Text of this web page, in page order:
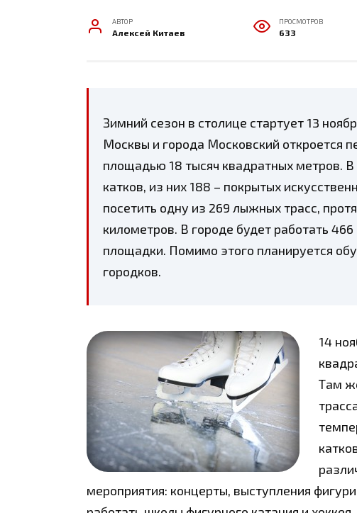
АВТОР
Алексей Китаев
ПРОСМОТРОВ
633
Зимний сезон в столице стартует 13
Москвы и города Московский откроется
площадью 18 тысяч квадратных метров.
катков, из них 188 – покрытых
посетить одну из 269 лыжных трасс,
километров. В городе будет работать
площадки. Помимо этого планируется
городков.
14
Там
мероприятия: концерты, выступления